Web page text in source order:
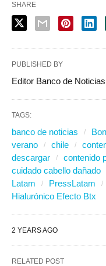
SHARE
PUBLISHED BY
Editor Banco de Noticias
TAGS:
banco de noticias
verano
chile
descargar
contenido
cuidado cabello dañado
Latam
PressLatam
Hialurónico Efecto Btx
2 YEARS AGO
RELATED POST